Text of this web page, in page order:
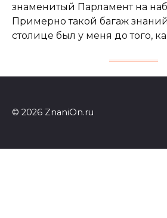
знаменитый Парламент на
Примерно такой багаж
столице был у меня до того,
© 2026 ZnaniOn.ru